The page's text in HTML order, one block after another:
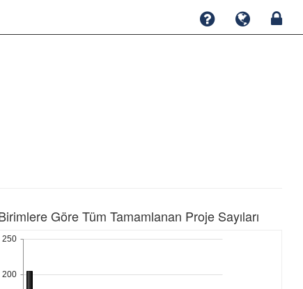
Göre Tüm Tamamlanan Proje Sayıları
200
250